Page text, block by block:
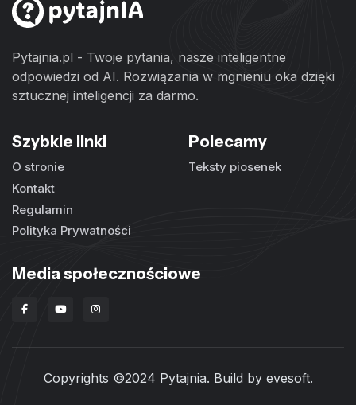
Pytajnia.pl - Twoje pytania, nasze inteligentne
odpowiedzi od AI. Rozwiązania w mgnieniu oka dzięki
sztucznej inteligencji za darmo.
Szybkie linki
O stronie
Kontakt
Regulamin
Polityka Prywatności
Polecamy
Teksty piosenek
Media społecznościowe
Copyrights ©2024 Pytajnia. Build by evesoft.